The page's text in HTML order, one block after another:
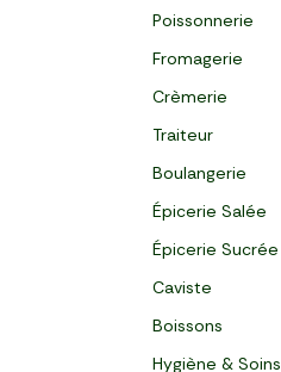
Poissonnerie
Fromagerie
Crèmerie
Traiteur
Boulangerie
Épicerie Salée
Épicerie Sucrée
Caviste
Boissons
Hygiène & Soins